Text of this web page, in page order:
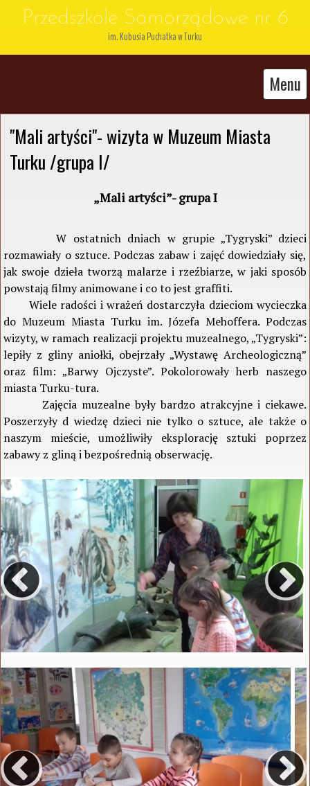
Przedszkole Samorządowe nr 6
im. Kubusia Puchatka w Turku
Menu
"Mali artyści"- wizyta w Muzeum Miasta
Turku /grupa I/
„Mali artyści”- grupa I
W ostatnich dniach w grupie „Tygryski” dzieci
rozmawiały o sztuce. Podczas zabaw i zajęć dowiedziały się,
jak swoje dzieła tworzą malarze i rzeźbiarze, w jaki sposób
powstają filmy animowane i co to jest graffiti.
Wiele radości i wrażeń dostarczyła dzieciom wycieczka
do Muzeum Miasta Turku im. Józefa Mehoffera. Podczas
wizyty, w ramach realizacji projektu muzealnego, „Tygryski”:
lepiły z gliny aniołki, obejrzały „Wystawę Archeologiczną”
oraz film: „Barwy Ojczyste”. Pokolorowały herb naszego
miasta Turku-tura.
Zajęcia muzealne były bardzo atrakcyjne i ciekawe.
Poszerzyły d wiedzę dzieci nie tylko o sztuce, ale także o
naszym mieście, umożliwiły eksplorację sztuki poprzez
zabawy z gliną i bezpośrednią obserwację.